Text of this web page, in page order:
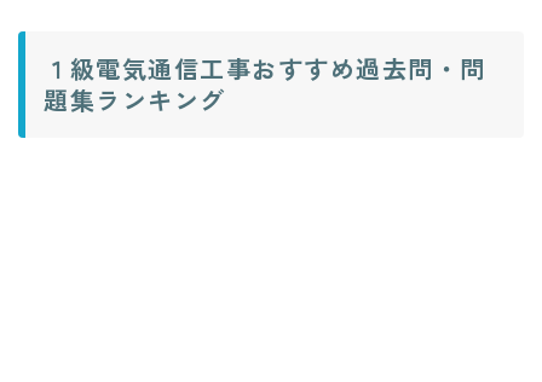
１級電気通信工事おすすめ過去問・問
題集ランキング